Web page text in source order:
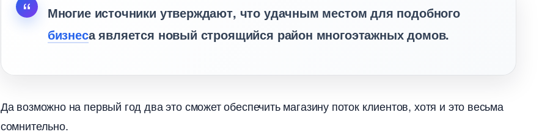
Многие источники утверждают, что удачным местом для подобного
изнеса является новый строящийся район многоэтажных домов.
Да возможно на первый год два это сможет обеспечить магазину поток клиентов, хотя и это весьма
сомнительно.